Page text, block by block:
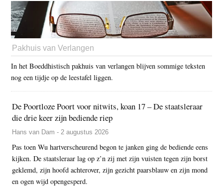
Pakhuis van Verlangen
In het Boeddhistisch pakhuis van verlangen blijven sommige teksten
nog een tijdje op de leestafel liggen.
De Poortloze Poort voor nitwits, koan 17 – De staatsleraar
die drie keer zijn bediende riep
Hans van Dam - 2 augustus 2026
Pas toen Wu hartverscheurend begon te janken ging de bediende eens
kijken. De staatsleraar lag op z’n zij met zijn vuisten tegen zijn borst
geklemd, zijn hoofd achterover, zijn gezicht paarsblauw en zijn mond
en ogen wijd opengesperd.